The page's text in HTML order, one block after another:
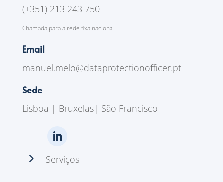
(+351) 213 243 750
Chamada para a rede fixa nacional
Email
manuel.melo@dataprotectionofficer.pt
Sede
Lisboa | Bruxelas| São Francisco
5 Serviços